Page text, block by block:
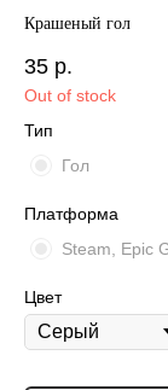
Крашеный гол
35 р.
Out of stock
Тип
Гол
Платформа
Steam, Epic
Цвет